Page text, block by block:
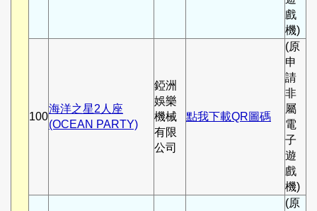
戲
機)
100
海洋之星2人座
(OCEAN PARTY)
錏洲
娛樂
機械
有限
公司
點我下載QR圖碼
(原
申
請
非
屬
電
子
遊
戲
機)
(原